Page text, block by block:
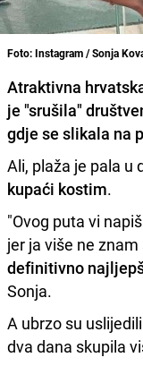
Foto: Instagram / Sonja
Atraktivna
je "srušila"
gdje se slikala na
Ali, plaža je pala u
kupaći kostim.
"Ovog puta vi
jer ja više ne
definitivno
Sonja.
A ubrzo su
dva dana skupila